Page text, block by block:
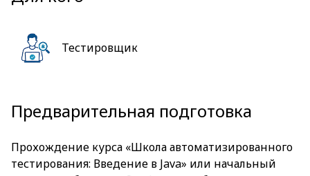
Тестировщик
Предварительная подготовка
Прохождение курса «Школа автоматизированного
тестирования: Введение в Java» или начальный